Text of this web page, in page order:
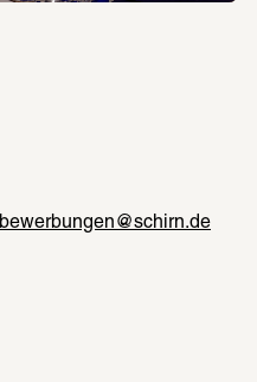
bewerbungen@schirn.de